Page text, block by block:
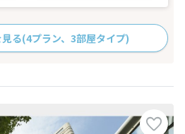
る(4プラン、3部屋タイプ)